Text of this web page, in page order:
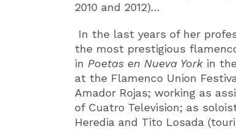
2010 and 2012)…
In the last years of her
the most prestigious
in Poetas en Nueva York in
at the Flamenco Union
Amador Rojas; working as
of Cuatro Television; as
Heredia and Tito Losada